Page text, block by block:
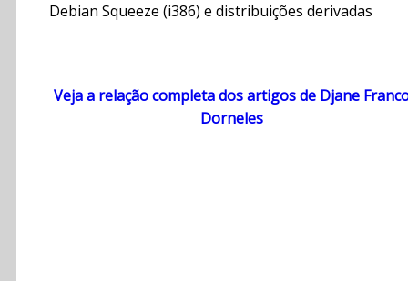
Debian Squeeze (i386) e distribuições derivadas
Veja a relação completa dos artigos de Djane
Dorneles